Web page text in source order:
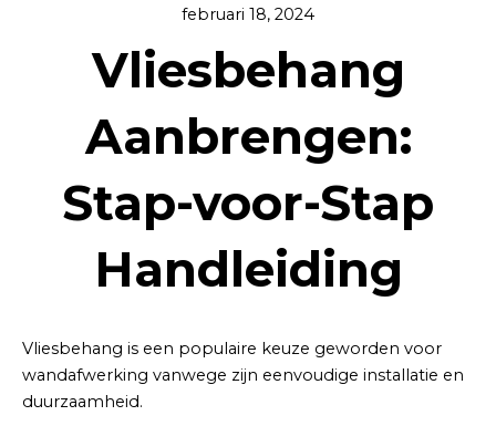
februari 18, 2024
Vliesbehang
Aanbrengen:
Stap-voor-Stap
Handleiding
Vliesbehang is een populaire keuze geworden voor
wandafwerking vanwege zijn eenvoudige installatie en
duurzaamheid.